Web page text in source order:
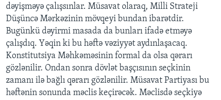
dəyişməyə çalışsınlar. Müsavat olaraq, Milli Strateji
Düşüncə Mərkəzinin mövqeyi bundan ibarətdir.
Bugünkü dəyirmi masada da bunları ifadə etməyə
çalışdıq. Yəqin ki bu həftə vəziyyət aydınlaşacaq.
Konstitutsiya Məhkəməsinin formal da olsa qərarı
gözlənilir. Ondan sonra dövlət başçısının seçkinin
zamanı ilə bağlı qərarı gözlənilir. Müsavat Partiyası bu
həftənin sonunda məclis keçirəcək. Məclisdə seçkiyə